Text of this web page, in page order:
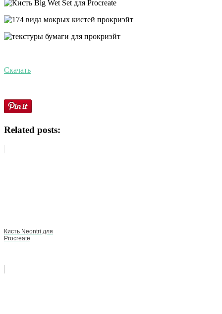
Скачать
Related posts:
Кисть Neontri для
Procreate